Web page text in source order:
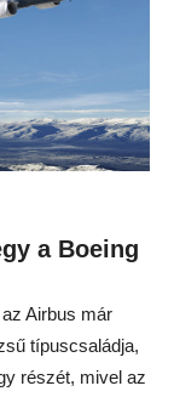
a Boeing
Airbus már
típuscsaládja,
részét, mivel az